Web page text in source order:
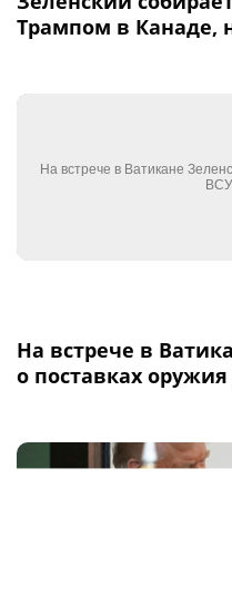
Трампом в Канаде,
На встрече в
о поставках